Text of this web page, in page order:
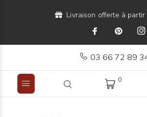
Livraison offerte à
03 66 72 89
0